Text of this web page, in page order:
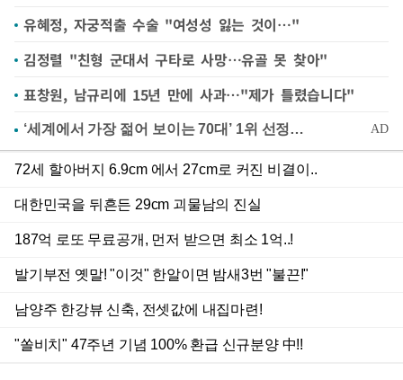
유혜정, 자궁적출 수술 "여성성 잃는 것이…"
김정렬 "친형 군대서 구타로 사망…유골 못 찾아"
표창원, 남규리에 15년 만에 사과…"제가 틀렸습니다"